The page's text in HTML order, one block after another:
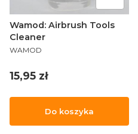
Wamod: Airbrush Tools
Cleaner
PRODUCENT
WAMOD
Cena
15,95 zł
Do koszyka